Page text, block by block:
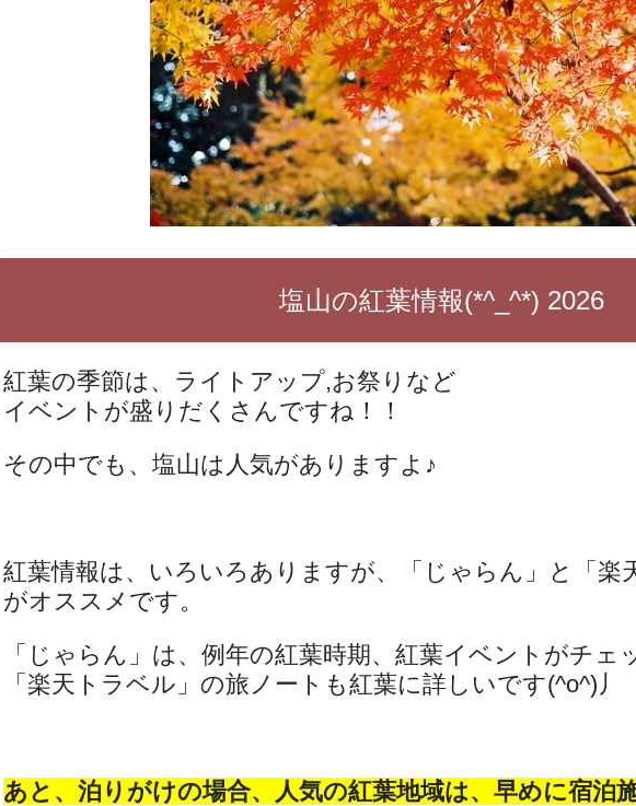
塩山の紅葉情報(*^_^*) 2026
紅葉の季節は、ライトアップ,お祭りなど
イベントが盛りだくさんですね！！
その中でも、塩山は人気がありますよ♪
紅葉情報は、いろいろありますが、「じゃらん」と「楽
がオススメです。
「じゃらん」は、例年の紅葉時期、紅葉イベントがチェ
「楽天トラベル」の旅ノートも紅葉に詳しいです(^o^)丿
あと、泊りがけの場合、人気の紅葉地域は、早めに宿泊